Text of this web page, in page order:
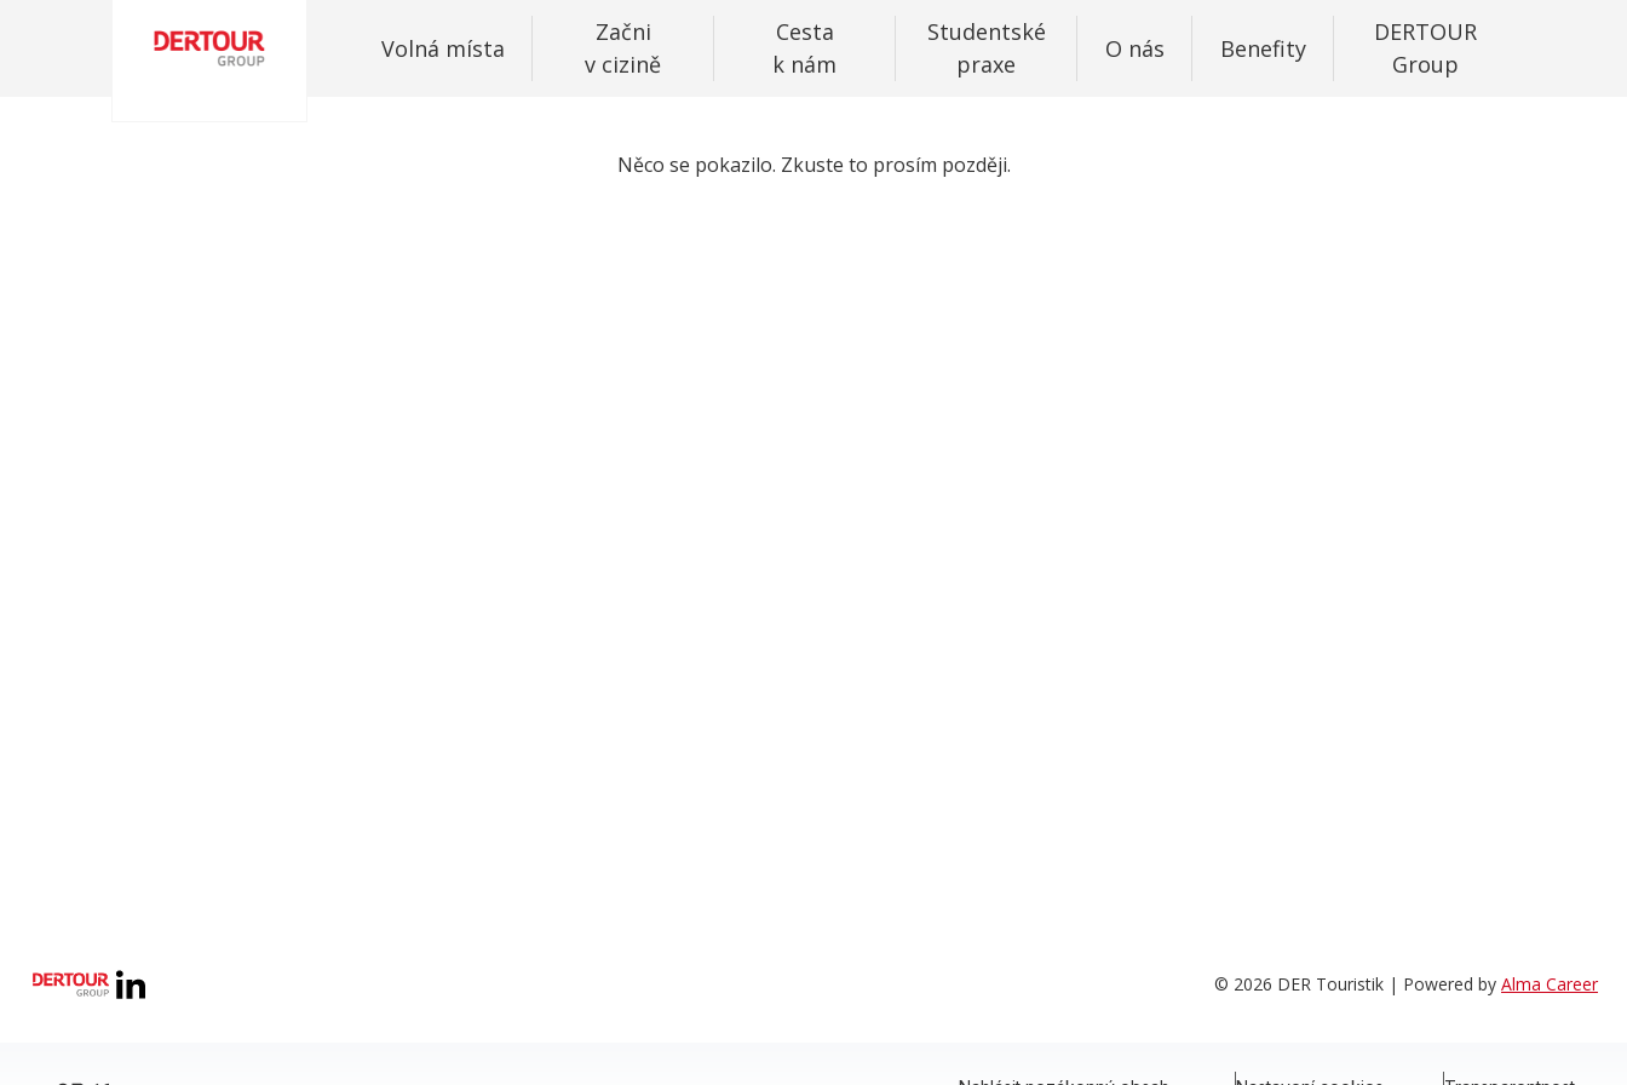
Volná místa
Začni
v cizině
Cesta
k nám
Studentské
praxe
O nás Benefity
DERTOUR
Group
Něco se pokazilo. Zkuste to prosím později.
© 2026 DER Touristik | Powered by Alma Career